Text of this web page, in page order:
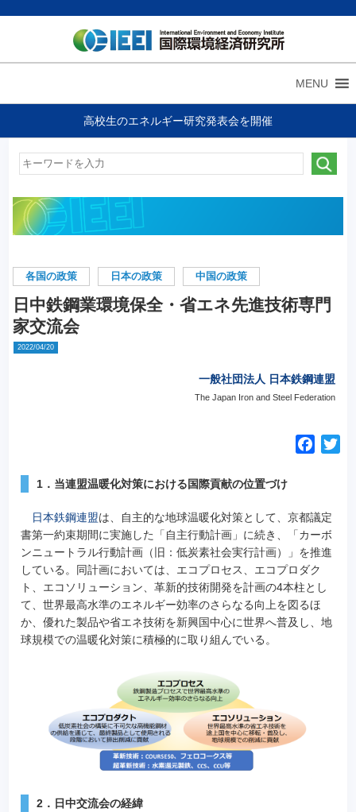
MENU
高校生のエネルギー研究発表会を開催
各国の政策 日本の政策 中国の政策
日中鉄鋼業環境保全・省エネ先進技術専門
家交流会
2022/04/20
一般社団法人 日本鉄鋼連盟
The Japan Iron and Steel Federation
b
o
o
k
1．当連盟温暖化対策における国際貢献の位置づけ
日本鉄鋼連盟は、自主的な地球温暖化対策として、京都議定
書第一約束期間に実施した「自主行動計画」に続き、「カーボ
ンニュートラル行動計画（旧：低炭素社会実行計画）」を推進
している。同計画においては、エコプロセス、エコプロダク
ト、エコソリューション、革新的技術開発を計画の4本柱とし
て、世界最高水準のエネルギー効率のさらなる向上を図るほ
か、優れた製品や省エネ技術を新興国中心に世界へ普及し、地
球規模での温暖化対策に積極的に取り組んでいる。
2．日中交流会の経緯